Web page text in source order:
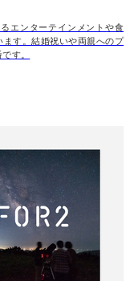
エンターテインメントや食
ます。結婚祝いや両親へのプ
す。